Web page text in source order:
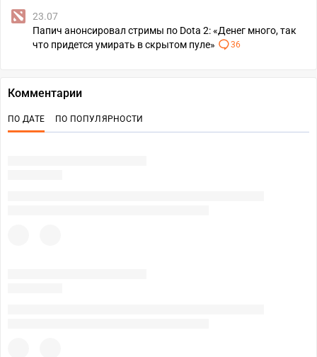
23.07
Папич анонсировал стримы по Dota 2: «Денег много, так
что придется умирать в скрытом пуле»
36
Комментарии
ПО ДАТЕ ПО ПОПУЛЯРНОСТИ